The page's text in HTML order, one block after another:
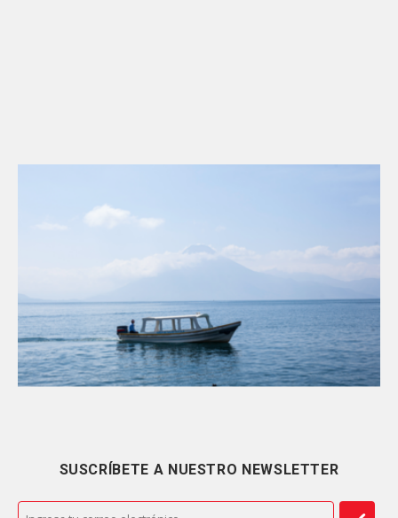
SUSCRÍBETE A NUESTRO NEWSLETTER